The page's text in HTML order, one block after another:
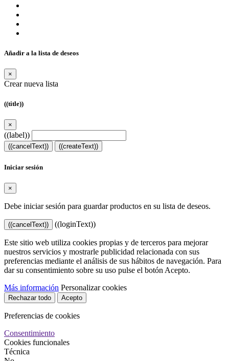
Añadir a la lista de deseos
×
Crear nueva lista
((title))
×
((label))
((cancelText)) ((createText))
Iniciar sesión
×
Debe iniciar sesión para guardar productos en su lista de deseos.
((cancelText)) ((loginText))
Este sitio web utiliza cookies propias y de terceros para mejorar
nuestros servicios y mostrarle publicidad relacionada con sus
preferencias mediante el análisis de sus hábitos de navegación. Para
dar su consentimiento sobre su uso pulse el botón Acepto.
Más información Personalizar cookies
Rechazar todo Acepto
Preferencias de cookies
Consentimiento
Cookies funcionales
Técnica